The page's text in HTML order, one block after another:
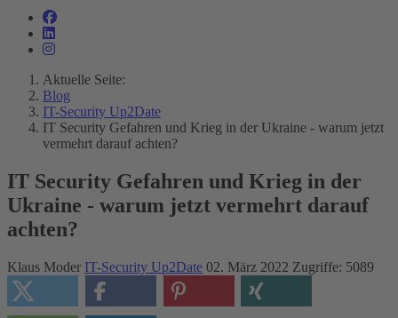
Aktuelle Seite:
Blog
IT-Security Up2Date
IT Security Gefahren und Krieg in der Ukraine - warum jetzt
vermehrt darauf achten?
IT Security Gefahren und Krieg in der
Ukraine - warum jetzt vermehrt darauf
achten?
Klaus Moder IT-Security Up2Date 02. März 2022 Zugriffe: 5089